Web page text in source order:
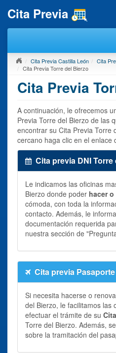
Cita Previa
Cita Previa Castilla León
Cita
Cita Previa Torre del Bierzo
Cita Previa
A continuación, le ofrecemos
Previa Torre del Bierzo de las
encontrar su Cita Previa Torre
cercano haga clic en el enlace
Cita previa DNI Torre
Le indicamos las oficinas
Bierzo donde poder hacer o
cómoda, con toda la
contacto. Además, le
documentación requerida
nuestra sección de
Cita previa
Si necesita hacerse o
del Bierzo, le facilitamos las
efectuar el trámite de su
Torre del Bierzo. Además,
sobre la tramitación del